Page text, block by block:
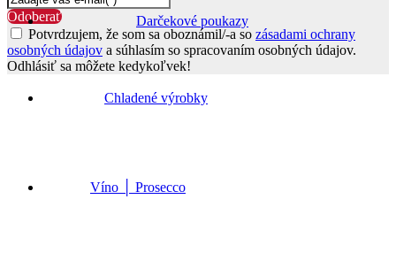
Darčekové poukazy
Chladené výrobky
Víno │ Prosecco
Odoberať
Potvrdzujem, že som sa oboznámil/-a so zásadami ochrany
osobných údajov a súhlasím so spracovaním osobných údajov.
Odhlásiť sa môžete kedykoľvek!